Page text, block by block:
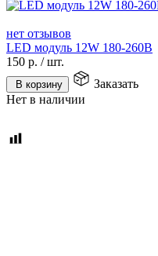
нет отзывов
LED модуль 12W 180-260В
150 р. /шт.
В корзину
Заказать
Нет в наличии